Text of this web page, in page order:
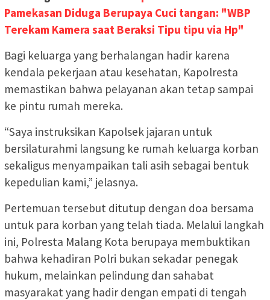
Pamekasan Diduga Berupaya Cuci tangan: "WBP
Terekam Kamera saat Beraksi Tipu tipu via Hp"
Bagi keluarga yang berhalangan hadir karena
kendala pekerjaan atau kesehatan, Kapolresta
memastikan bahwa pelayanan akan tetap sampai
ke pintu rumah mereka.
“Saya instruksikan Kapolsek jajaran untuk
bersilaturahmi langsung ke rumah keluarga korban
sekaligus menyampaikan tali asih sebagai bentuk
kepedulian kami,” jelasnya.
Pertemuan tersebut ditutup dengan doa bersama
untuk para korban yang telah tiada. Melalui langkah
ini, Polresta Malang Kota berupaya membuktikan
bahwa kehadiran Polri bukan sekadar penegak
hukum, melainkan pelindung dan sahabat
masyarakat yang hadir dengan empati di tengah